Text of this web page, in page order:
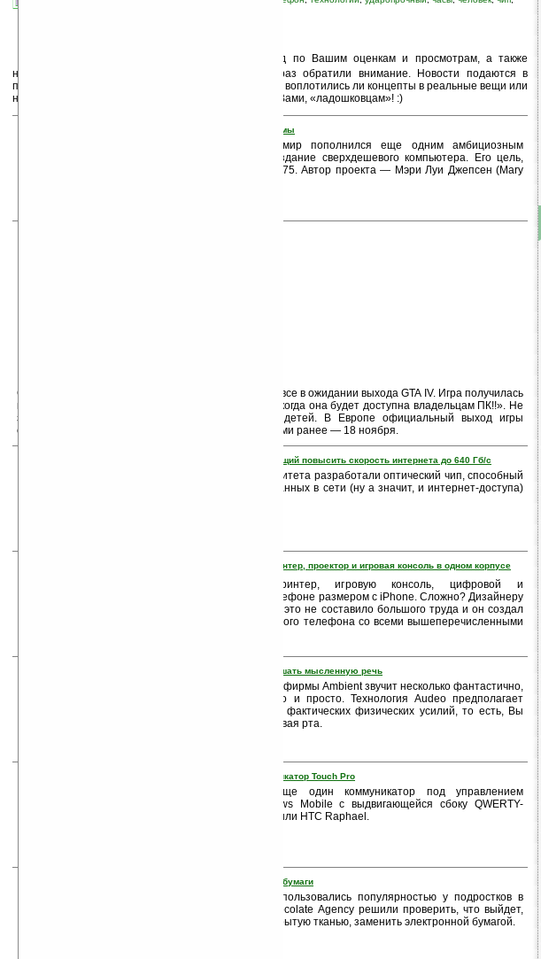
редставляем лучшие новости за 2008 год по Вашим оценкам и просмотрам, а также
новости, которые достойны, чтобы на них ещё раз обратили внимание. Новости подаются в
первоначальном виде, так что Вы можете проверить, воплотились ли концепты в реальные вещи или
нет, также можете проследить, что интересно нам с Вами, «ладошковцам»! :)
1. Ноутбук за $75 — цель новой фирмы
В 2008 году компьютерный мир пополнился еще одним амбициозным
проектом, предполагающим создание сверхдешевого компьютера. Его цель,
вдумайтесь, компьютер ценой $75. Автор проекта — Мэри Луи Джепсен (Mary
Сем Хаусер — основатель Rockstar — заявил: «Мы все в ожидании выхода GTA IV. Игра получилась
просто замечательной, и мы с нетерпением ждём, когда она будет доступна владельцам ПК!!». Не
забывайте, что эта игра совсем-совсем не для детей. В Европе официальный выход игры
состоится 21 ноября, в Америке — несколькими днями ранее — 18 ноября.
3. Создан оптический чип, позволяющий повысить скорость интернета до 640 Гб/с
Учёные из Сиднейского университета разработали оптический чип, способный
увеличить скорость передачи данных в сети (ну а значит, и интернет-доступа)
4. Многослойный телефон Ply — принтер, проектор и игровая консоль в одном корпусе
Попробуйте представить принтер, игровую консоль, цифровой и
видеопроектор в мобильном телефоне размером с iPhone. Сложно? Дизайнеру
Хидео Канбара (Hideo Kanbara) это не составило большого труда и он создал
концепт многослойного мобильного телефона со всеми вышеперечисленными
5. С технологией Audeo можно услышать мысленную речь
Сообщение о новой разработке фирмы Ambient звучит несколько фантастично,
хотя теоретически все понятно и просто. Технология Audeo предполагает
реализацию речи человека без фактических физических усилий, то есть, Вы
можете разговаривать, не открывая рта.
6. Компания HTC выпустила коммуникатор Touch Pro
Компания HTC выпустила еще один коммуникатор под управлением
операционной системы Windows Mobile с выдвигающейся сбоку QWERTY-
клавиартурой — HTC Touch Pro или HTC Raphael.
7. Браслет-застежка из электронной бумаги
Подобные браслеты-застежки пользовались популярностью у подростков в
начале 90-х. Дизайнеры из Chocolate Agency решили проверить, что выйдет,
если алюминиевую полоску, покрытую тканью, заменить электронной бумагой.